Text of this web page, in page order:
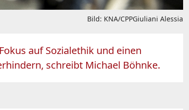
Bild: KNA/CPPGiuliani Alessia
auf Sozialethik und einen
schreibt Michael Böhnke.